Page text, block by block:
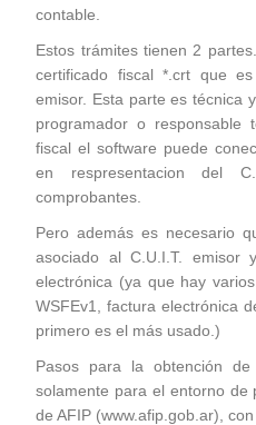
contable.
Estos trámites tienen 2
certificado fiscal *.crt que
emisor. Esta parte es técnica
programador o responsable
fiscal el software puede
en respresentacion del
comprobantes.
Pero además es necesario
asociado al C.U.I.T.
electrónica (ya que hay
WSFEv1, factura electrónica
primero es el más usado.)
Pasos para la obtención
solamente para el entorno de
de AFIP (www.afip.gob.ar),